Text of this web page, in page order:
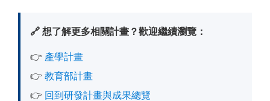
🔗 想了解更多相關計畫？歡迎繼續瀏覽：
👉 產學計畫
👉 教育部計畫
👉 回到研發計畫與成果總覽